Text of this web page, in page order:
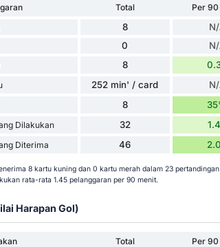
Total Per
8
0
8
252 min' / card
8
Dilakukan 32
Diterima 46
8 kartu kuning dan 0 kartu merah dalam 23
rata-rata 1.45 pelanggaran per 90 menit.
Harapan Gol)
Total Per